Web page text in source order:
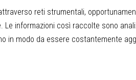
reti strumentali,
informazioni così raccolte sono
in modo da essere costantemente